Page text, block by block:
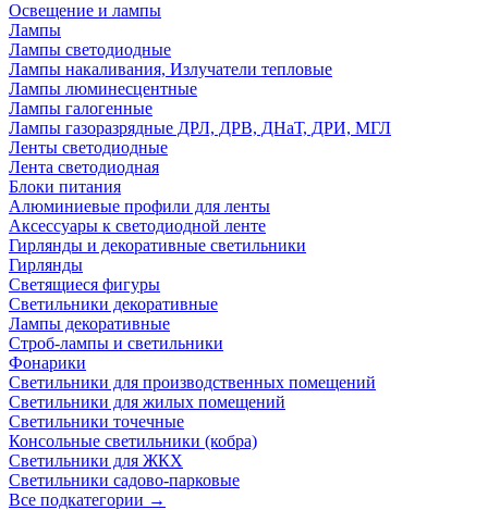
Освещение и лампы
Лампы
Лампы светодиодные
Лампы накаливания, Излучатели тепловые
Лампы люминесцентные
Лампы галогенные
Лампы газоразрядные ДРЛ, ДРВ, ДНаТ, ДРИ, МГЛ
Ленты светодиодные
Лента светодиодная
Блоки питания
Алюминиевые профили для ленты
Аксессуары к светодиодной ленте
Гирлянды и декоративные светильники
Гирлянды
Светящиеся фигуры
Светильники декоративные
Лампы декоративные
Строб-лампы и светильники
Фонарики
Светильники для производственных помещений
Светильники для жилых помещений
Светильники точечные
Консольные светильники (кобра)
Светильники для ЖКХ
Светильники садово-парковые
Все подкатегории →